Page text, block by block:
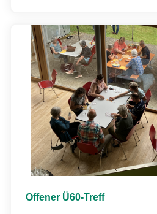
Offener Ü60-Treff